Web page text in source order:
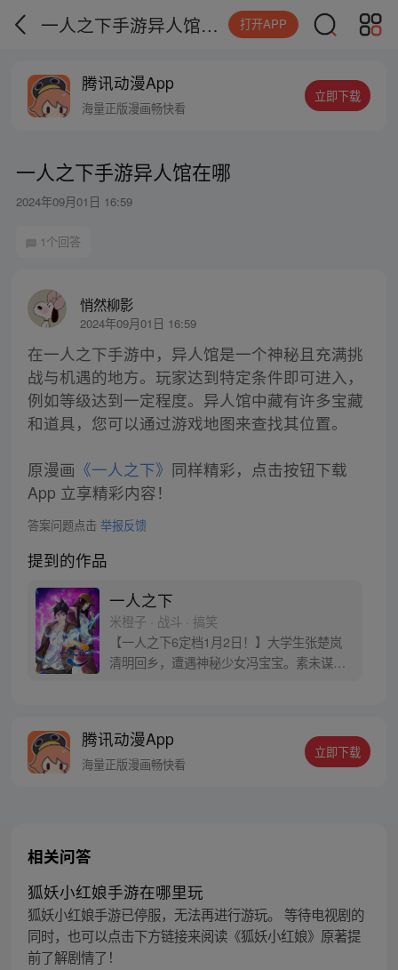
一人之下手游异人馆在哪 打开APP
腾讯动漫App
海量正版漫画畅快看
立即下载
一人之下手游异人馆在哪
2024年09月01日 16:59
1个回答
悄然柳影
2024年09月01日 16:59
在一人之下手游中，异人馆是一个神秘且充满挑
战与机遇的地方。玩家达到特定条件即可进入，
例如等级达到一定程度。异人馆中藏有许多宝藏
和道具，您可以通过游戏地图来查找其位置。
原漫画 《一人之下》 同样精彩，点击按钮下载
App 立享精彩内容！
答案问题点击 举报反馈
提到的作品
一人之下
米橙子 · 战斗 · 搞笑
【一人之下6定档1月2日！】大学生张楚岚
清明回乡，遭遇神秘少女冯宝宝。素未谋面
密，张楚岚的生活被彻底颠覆，与冯宝宝一
同踏上“异人”之旅。
腾讯动漫App
海量正版漫画畅快看
立即下载
相关问答
狐妖小红娘手游在哪里玩
狐妖小红娘手游已停服，无法再进行游玩。 等待电视剧的
同时，也可以点击下方链接来阅读《狐妖小红娘》原著提
前了解剧情了！